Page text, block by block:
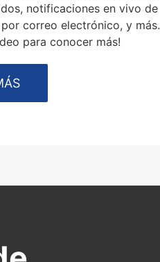
notificaciones en vivo de
correo electrónico, y más.
para conocer más!